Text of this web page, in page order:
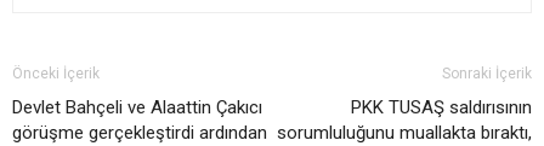
Önceki İçerik
Devlet Bahçeli ve Alaattin Çakıcı
görüşme gerçekleştirdi ardından
Sonraki İçerik
PKK TUSAŞ saldırısının
sorumluluğunu muallakta bıraktı,